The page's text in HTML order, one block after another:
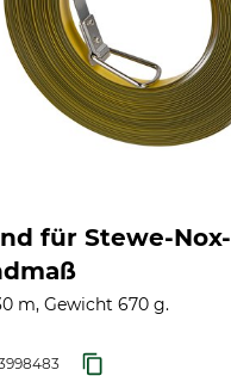
für Stewe-Nox-
m, Gewicht 670 g.